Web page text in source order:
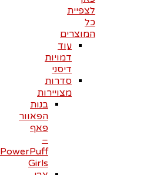
לצפיית
כל
המוצרים
עוד
דמויות
דיסני
סדרות
מצויירות
בנות
הפאוור
פאף
–
PowerPuff
Girls